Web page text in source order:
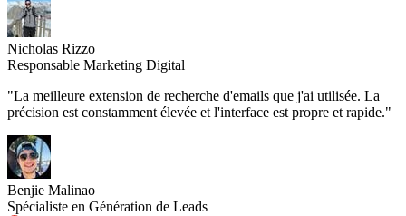
Nicholas Rizzo
Responsable Marketing Digital
"La meilleure extension de recherche d'emails que j'ai utilisée. La
précision est constamment élevée et l'interface est propre et rapide."
Benjie Malinao
Spécialiste en Génération de Leads